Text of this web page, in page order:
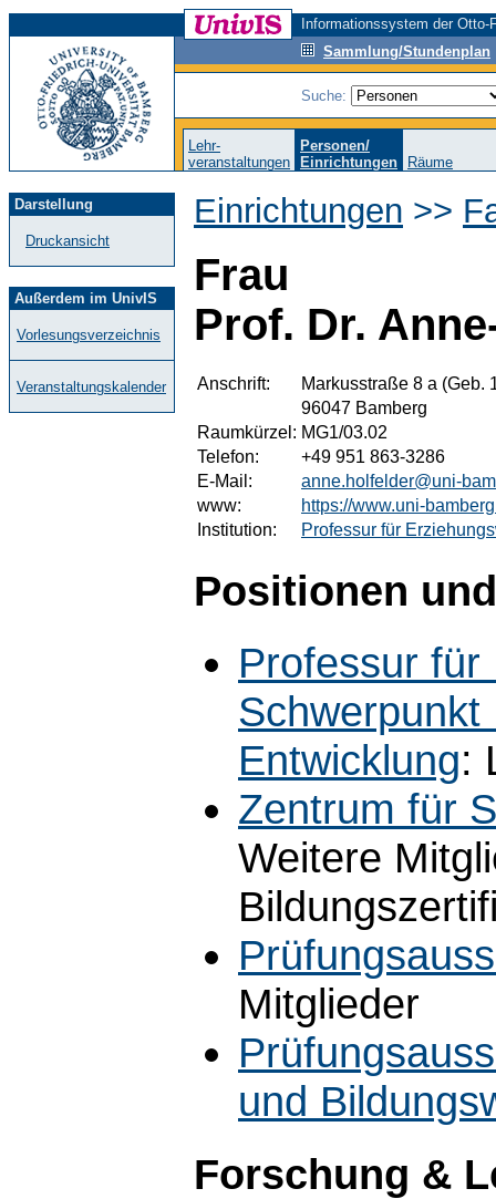
Informationssystem der
Sammlung/Stundenplan
Suche:
Lehr-
veranstaltungen
Personen/
Einrichtungen
Räume
Darstellung
Druckansicht
Außerdem im UnivIS
Vorlesungsverzeichnis
Veranstaltungskalender
Einrichtungen >>
Frau
Prof. Dr.
Anschrift:
Markusstraße 8 a (Geb.
96047 Bamberg
Raumkürzel: MG1/03.02
Telefon:
+49 951 863-3286
E-Mail:
anne.holfelder@uni-
www:
https://www.uni-
Institution:
Professur für
Positionen
Professur für
Schwerpunkt
Entwicklung:
Zentrum für
Weitere
Mitglieder
und
Forschung &